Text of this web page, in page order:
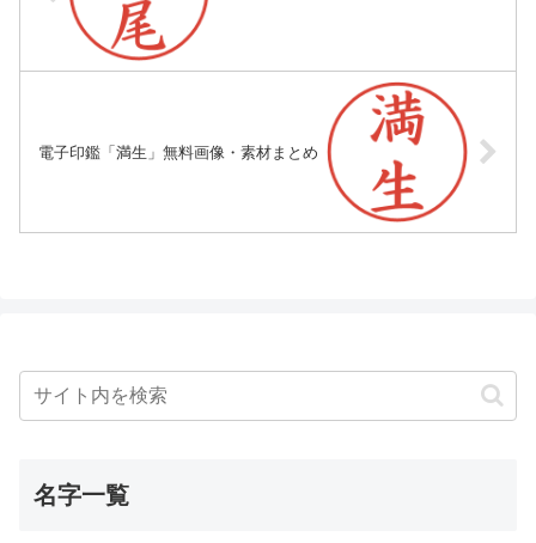
電子印鑑「満生」無料画像・素材まとめ
名字一覧